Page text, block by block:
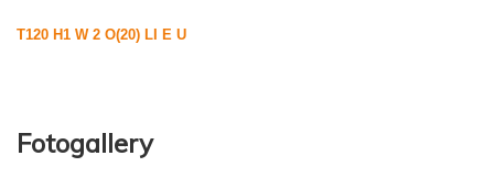
T120 H1 W 2 O(20) LI E U
Fotogallery